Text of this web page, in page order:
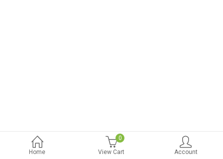
Home
0
View Cart
Account